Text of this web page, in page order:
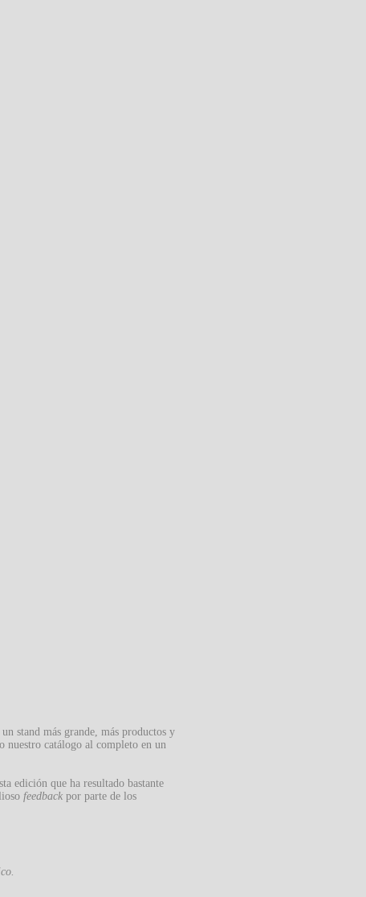
stand más grande, más productos y
nuestro catálogo al completo en un
edición que ha resultado bastante
feedback por parte de los